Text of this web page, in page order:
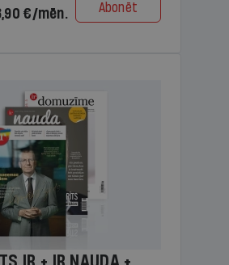
€/mēn. Abonēt